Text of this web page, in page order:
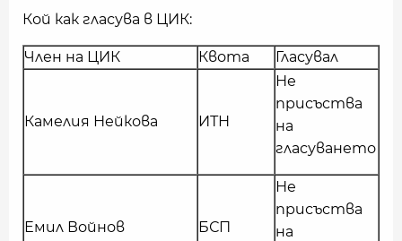
Кой как гласува в ЦИК:
Член на ЦИК Квота Гласувал
Камелия Нейкова ИТН
Не
присъства
на
гласуването
Емил Войнов БСП
Не
присъства
на